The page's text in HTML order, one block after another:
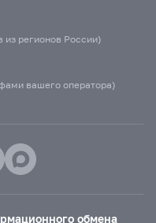
из регионов России)
вашего оператора)
обмена